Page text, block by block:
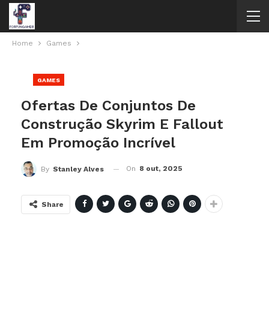
Home Games
GAMES
Ofertas De Conjuntos De
Construção Skyrim E Fallout
Em Promoção Incrível
By Stanley Alves On 8 out, 2025
Share